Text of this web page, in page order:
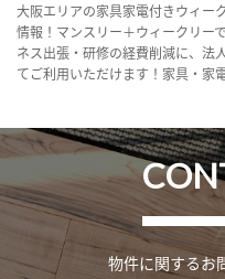
大阪エリアの家具家電付きウィー
情報！マンスリー＋ウィークリー
ネス出張・研修の経費削減に、法
てご利用いただけます！家具・家
物件に関するお